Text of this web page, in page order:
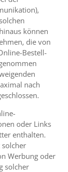
können
die von
Bestell-
nach
oder Links
enthalten.
Werbung oder
solcher